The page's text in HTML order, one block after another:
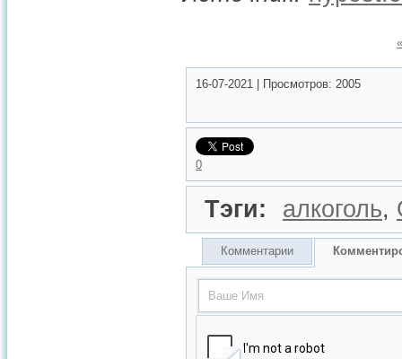
16-07-2021 Просмотров: 2005
0
Тэги: алкоголь,
Комментарии